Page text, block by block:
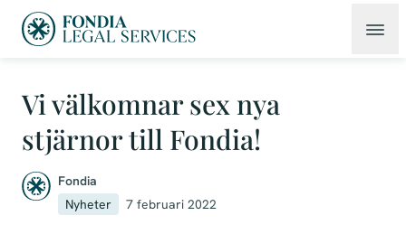
Vi välkomnar sex nya
stjärnor till Fondia!
Fondia
Nyheter
7 februari 2022